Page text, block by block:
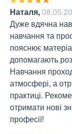
Наталя,
Дуже вдячна
навчання та
пояснює
допомагають
Навчання
атмосфері, а
практиці.
отримати нові
професії!